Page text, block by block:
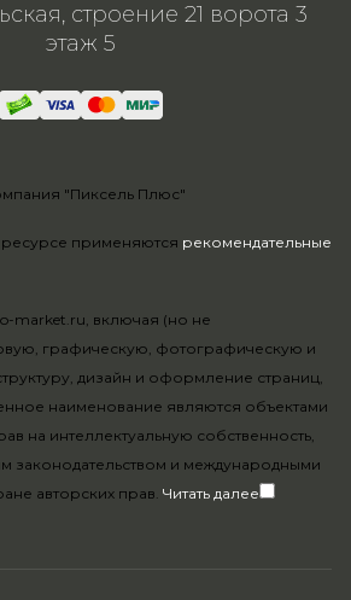
применяются рекомендательные
market.ru, включая (но не
графическую, фотографическую и
дизайн и оформление страниц,
наименование являются объектами
на интеллектуальную собственность,
законодательством и международными
авторских прав. Читать далее
строение 21 ворота 3
этаж 5
"Пиксель Плюс"